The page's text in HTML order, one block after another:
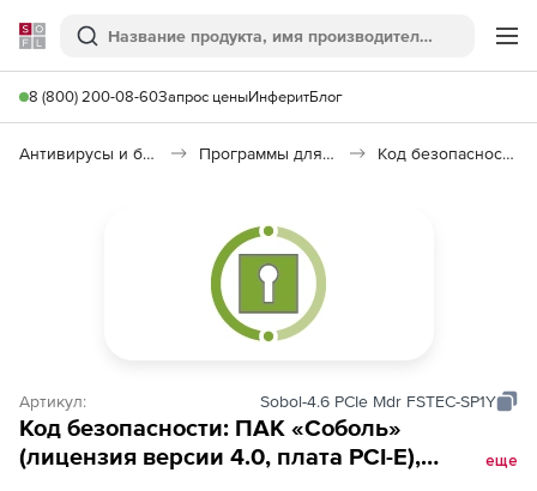
Softline
Поиск
8 (800) 200-08-60Запрос ценыИнферитБлог
Антивирусы и безопасность Программы для защиты информации Код безопасности: ПАК «Соболь» 4.0
Артикул: Sobol-4.6 PCIe Mdr FSTEC-SP1Y
Код безопасности: ПАК «Соболь»
(лицензия версии 4.0, плата PCI-E),
еще